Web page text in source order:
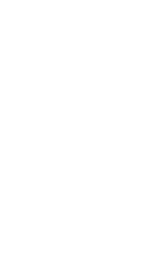
U Italiji prošle
Macura: Srbija
"Konstantna
zemalja koje
Kompletar